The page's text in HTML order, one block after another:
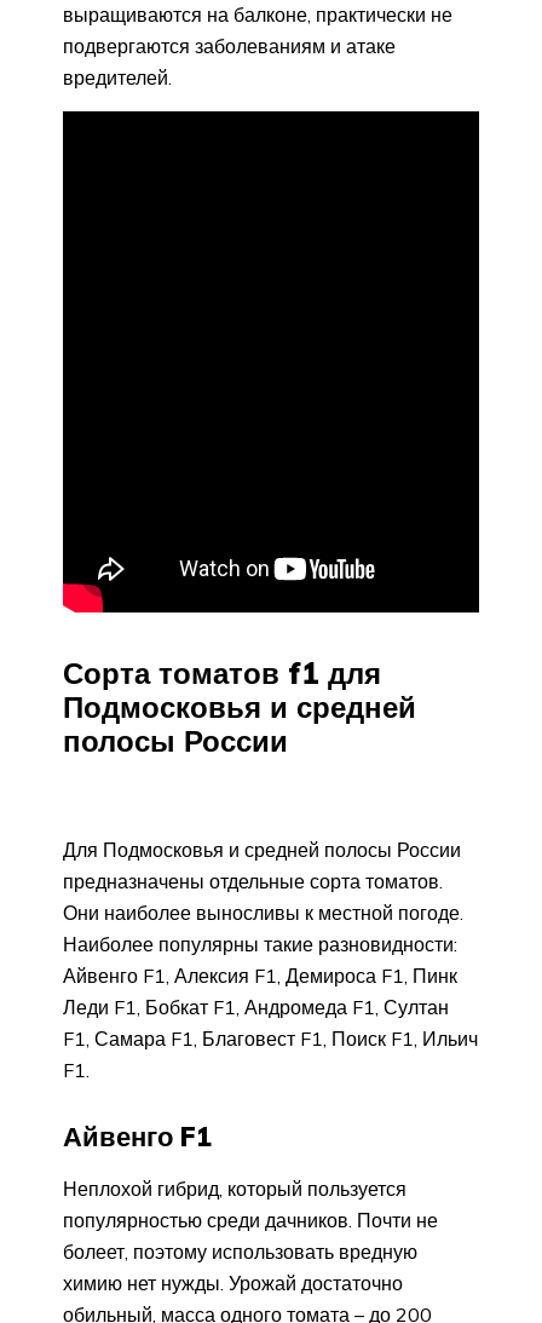
выращиваются на балконе, практически не
подвергаются заболеваниям и атаке
вредителей.
Сорта томатов f1 для
Подмосковья и средней
полосы России
Для Подмосковья и средней полосы России
предназначены отдельные сорта томатов.
Они наиболее выносливы к местной погоде.
Наиболее популярны такие разновидности:
Айвенго F1, Алексия F1, Демироса F1, Пинк
Леди F1, Бобкат F1, Андромеда F1, Султан
F1, Самара F1, Благовест F1, Поиск F1, Ильич
F1.
Айвенго F1
Неплохой гибрид, который пользуется
популярностью среди дачников. Почти не
болеет, поэтому использовать вредную
химию нет нужды. Урожай достаточно
обильный, масса одного томата – до 200